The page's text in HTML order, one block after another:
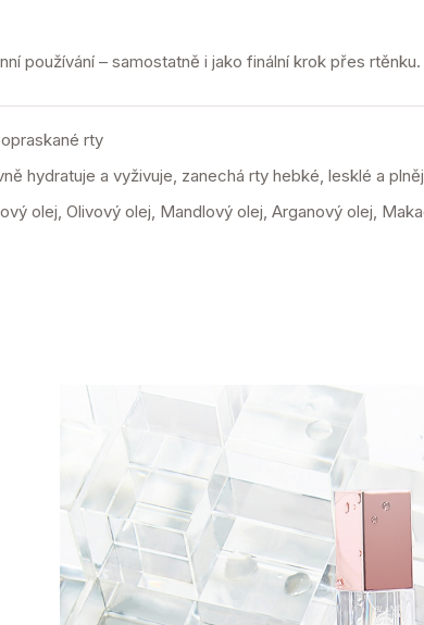
používání – samostatně i jako finální krok přes
rty
hydratuje a vyživuje, zanechá rty hebké, lesklé a
olej, Olivový olej, Mandlový olej, Arganový olej,